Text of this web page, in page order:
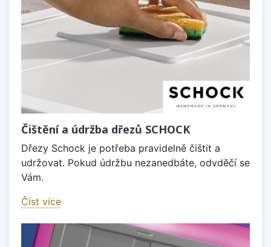
Čištění a údržba dřezů SCHOCK
Dřezy Schock je potřeba pravidelně čištit a
udržovat. Pokud údržbu nezanedbáte, odvděčí se
Vám.
Číst více